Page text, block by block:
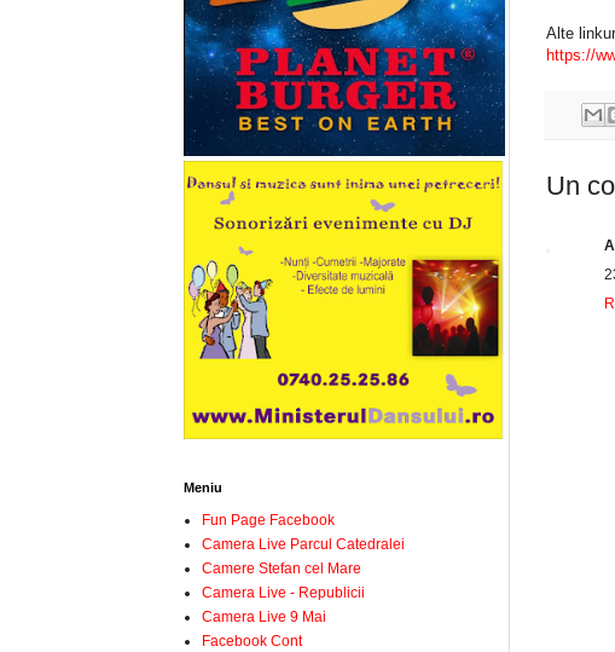
Alte
https://
Un
Meniu
Fun Page Facebook
Camera Live Parcul Catedralei
Camere Stefan cel Mare
Camera Live - Republicii
Camera Live 9 Mai
Facebook Cont